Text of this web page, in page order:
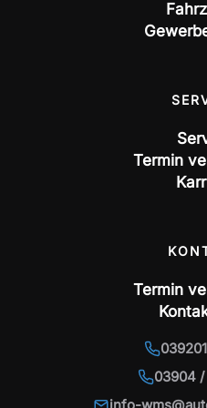
Termin
Termin
03904